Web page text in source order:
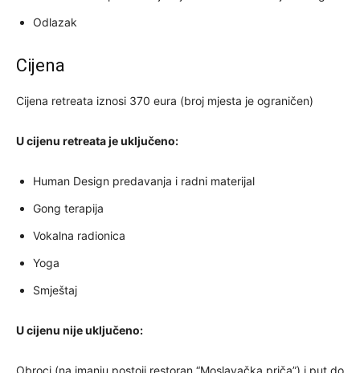
Odlazak
Cijena
Cijena retreata iznosi 370 eura (broj mjesta je ograničen)
U cijenu retreata je uključeno:
Human Design predavanja i radni materijal
Gong terapija
Vokalna radionica
Yoga
Smještaj
U cijenu nije uključeno: